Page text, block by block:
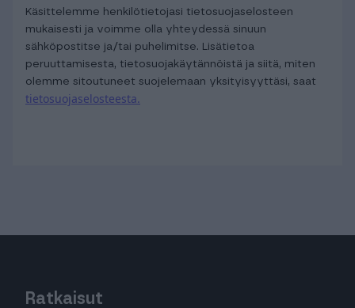
Käsittelemme henkilötietojasi tietosuojaselosteen
mukaisesti ja voimme olla yhteydessä sinuun
sähköpostitse ja/tai puhelimitse. Lisätietoa
peruuttamisesta, tietosuojakäytännöistä ja siitä, miten
olemme sitoutuneet suojelemaan yksityisyyttäsi, saat
tietosuojaselosteesta.
Ratkaisut